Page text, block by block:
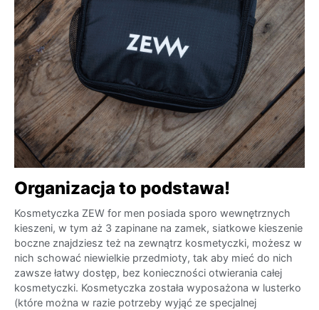
Organizacja to podstawa!
Kosmetyczka ZEW for men posiada sporo wewnętrznych
kieszeni, w tym aż 3 zapinane na zamek, siatkowe kieszenie
boczne znajdziesz też na zewnątrz kosmetyczki, możesz w
nich schować niewielkie przedmioty, tak aby mieć do nich
zawsze łatwy dostęp, bez konieczności otwierania całej
kosmetyczki. Kosmetyczka została wyposażona w lusterko
(które można w razie potrzeby wyjąć ze specjalnej